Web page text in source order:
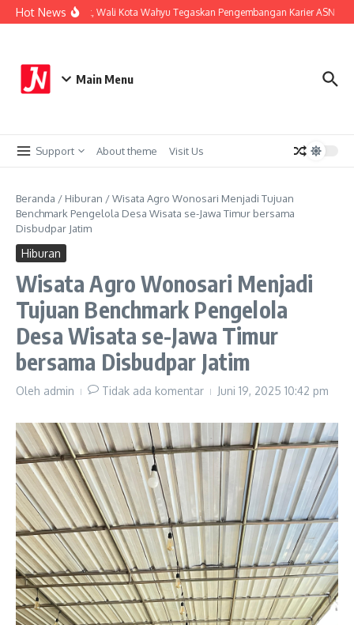
Lewati ke konten
Hot News
Sistem Merit, Wali Kota Wahyu Tegaskan Pengembangan Karier ASN
Main Menu
Support About theme Visit Us
Beranda / Hiburan /Wisata Agro Wonosari Menjadi Tujuan
Benchmark Pengelola Desa Wisata se-Jawa Timur bersama
Disbudpar Jatim
Hiburan
Wisata Agro Wonosari Menjadi
Tujuan Benchmark Pengelola
Desa Wisata se-Jawa Timur
bersama Disbudpar Jatim
Oleh admin Tidak ada komentar Juni 19, 2025 10:42 pm